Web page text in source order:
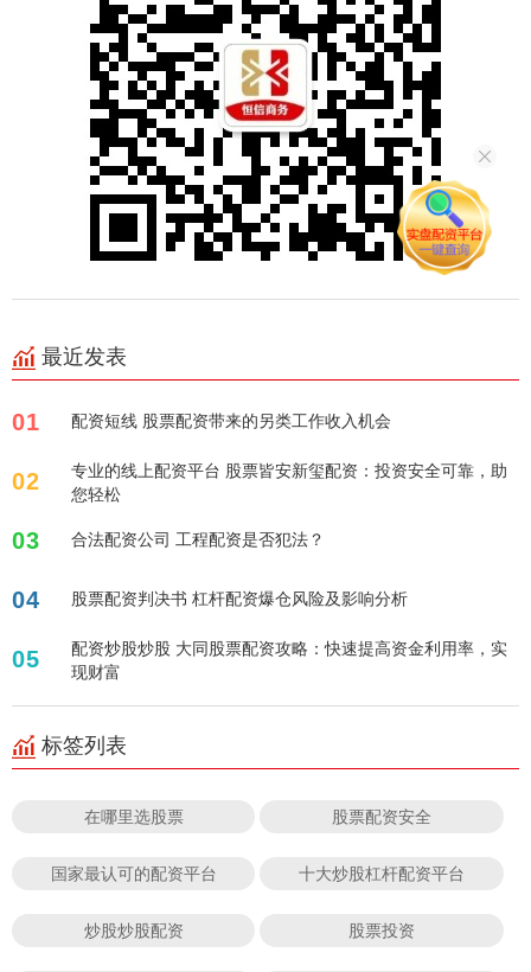
最近发表
01 配资短线 股票配资带来的另类工作收入机会
02
专业的线上配资平台 股票皆安新玺配资：投资安全可靠，助
您轻松
03 合法配资公司 工程配资是否犯法？
04 股票配资判决书 杠杆配资爆仓风险及影响分析
05
配资炒股炒股 大同股票配资攻略：快速提高资金利用率，实
现财富
标签列表
在哪里选股票 股票配资安全
国家最认可的配资平台 十大炒股杠杆配资平台
炒股炒股配资 股票投资